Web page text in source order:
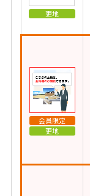
更地
会員限定
更地